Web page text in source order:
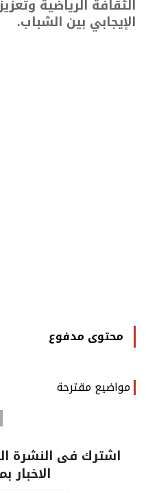
الثقافة الرياضية
الإيجابي بين الشباب.
محتوى مدفوع
مواضيع مقترحة
اشترك فى النشرة
الاخبار